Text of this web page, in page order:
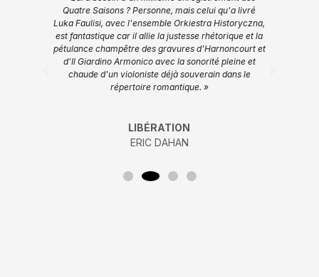
Quatre Saisons ? Personne, mais celui qu'a livré
Luka Faulisi, avec l'ensemble Orkiestra Historyczna,
est fantastique car il allie la justesse rhétorique et la
pétulance champêtre des gravures d'Harnoncourt et
d'Il Giardino Armonico avec la sonorité pleine et
chaude d'un violoniste déjà souverain dans le
répertoire romantique. »
LIBÉRATION
ERIC DAHAN